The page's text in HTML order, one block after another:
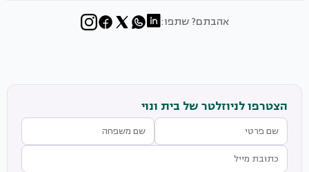
אהבתם? שתפו:
הצטרפו לניוזלטר של בית ונוי